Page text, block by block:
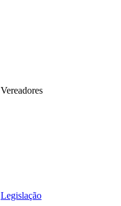
Vereadores
Legislação